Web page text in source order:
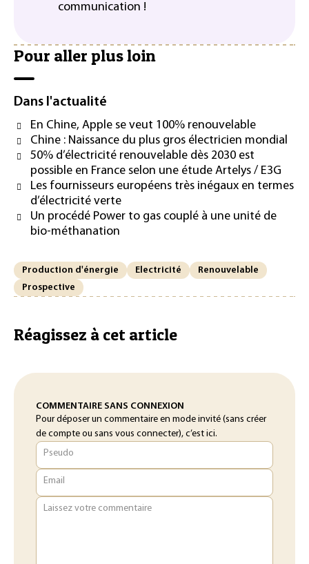
communication !
Pour aller plus loin
Dans l'actualité
En Chine, Apple se veut 100% renouvelable
Chine : Naissance du plus gros électricien mondial
50% d’électricité renouvelable dès 2030 est
possible en France selon une étude Artelys / E3G
Les fournisseurs européens très inégaux en termes
d’électricité verte
Un procédé Power to gas couplé à une unité de
bio-méthanation
Production d'énergie Electricité
Renouvelable
Prospective
Réagissez à cet article
COMMENTAIRE SANS CONNEXION
Pour déposer un commentaire en mode invité (sans créer
de compte ou sans vous connecter), c’est ici.
Pseudo
Email
Laissez votre commentaire